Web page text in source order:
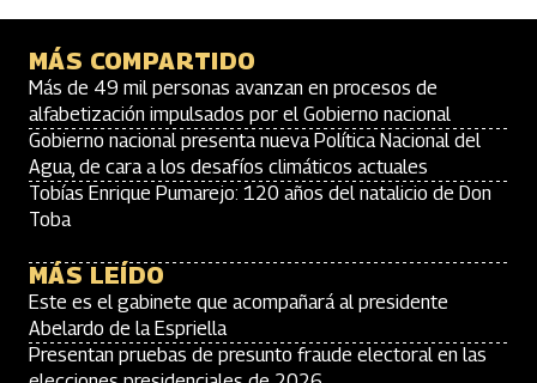
MÁS COMPARTIDO
Más de 49 mil personas avanzan en procesos de
alfabetización impulsados por el Gobierno nacional
Gobierno nacional presenta nueva Política Nacional del
Agua, de cara a los desafíos climáticos actuales
Tobías Enrique Pumarejo: 120 años del natalicio de Don
Toba
MÁS LEÍDO
Este es el gabinete que acompañará al presidente
Abelardo de la Espriella
Presentan pruebas de presunto fraude electoral en las